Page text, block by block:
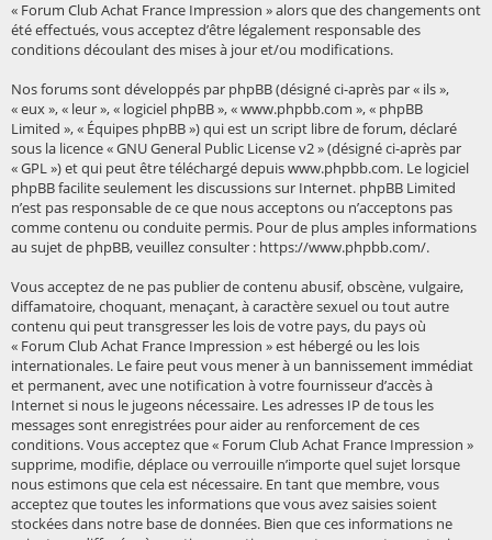
« Forum Club Achat France Impression » alors que des changements ont
été effectués, vous acceptez d’être légalement responsable des
conditions découlant des mises à jour et/ou modifications.
Nos forums sont développés par phpBB (désigné ci-après par « ils »,
« eux », « leur », « logiciel phpBB », « www.phpbb.com », « phpBB
Limited », « Équipes phpBB ») qui est un script libre de forum, déclaré
sous la licence «GNU General Public License v2» (désigné ci-après par
« GPL ») et qui peut être téléchargé depuiswww.phpbb.com. Le logiciel
phpBB facilite seulement les discussions sur Internet. phpBB Limited
n’est pas responsable de ce que nous acceptons ou n’acceptons pas
comme contenu ou conduite permis. Pour de plus amples informations
au sujet de phpBB, veuillez consulter : https://www.phpbb.com/.
Vous acceptez de ne pas publier de contenu abusif, obscène, vulgaire,
diffamatoire, choquant, menaçant, à caractère sexuel ou tout autre
contenu qui peut transgresser les lois de votre pays, du pays où
« Forum Club Achat France Impression » est hébergé ou les lois
internationales. Le faire peut vous mener à un bannissement immédiat
et permanent, avec une notification à votre fournisseur d’accès à
Internet si nous le jugeons nécessaire. Les adresses IP de tous les
messages sont enregistrées pour aider au renforcement de ces
conditions. Vous acceptez que « Forum Club Achat France Impression »
supprime, modifie, déplace ou verrouille n’importe quel sujet lorsque
nous estimons que cela est nécessaire. En tant que membre, vous
acceptez que toutes les informations que vous avez saisies soient
stockées dans notre base de données. Bien que ces informations ne